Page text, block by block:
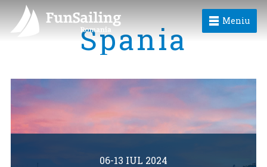
Meniu
Spania
06-13 IUL 2024